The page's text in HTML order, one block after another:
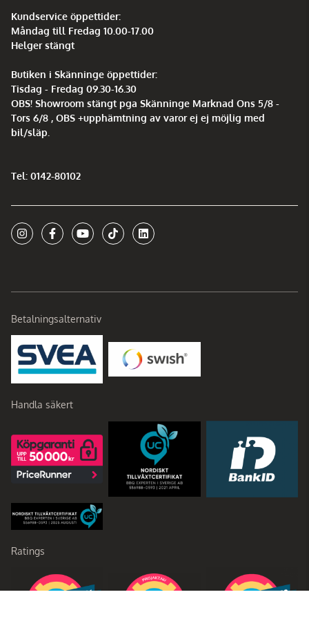
Kundservice öppettider:
Måndag till Fredag 10.00-17.00
Helger stängt
Butiken i Skänninge öppettider:
Tisdag - Fredag 09.30-16.30
OBS! Showroom stängt pga Skänninge Marknad Ons 5/8 -
Tors 6/8 , OBS +upphämtning av varor ej ej möjlig med
bil/släp.
Tel: 0142-80102
Betalningsalternativ
Handla säkert
Ratings